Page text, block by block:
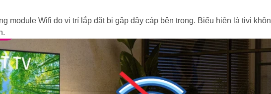
module Wifi do vị trí lắp đặt bị gập dây cáp bên trong. Biểu hiện là tivi